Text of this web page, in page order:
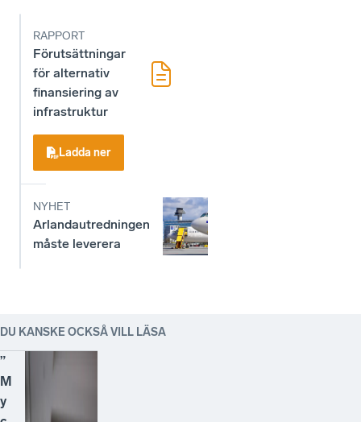
för alternativ
finansiering av
infrastruktur
Ladda ner
NYHET
Arlandautredningen
måste leverera
”
c
k